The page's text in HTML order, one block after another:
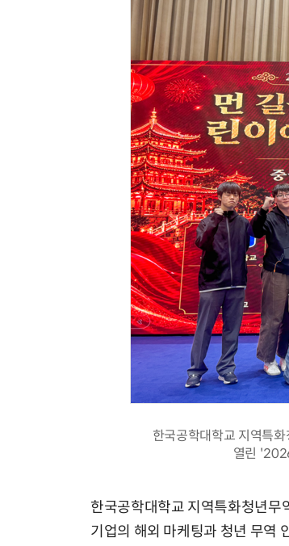
한국공학대학교 지역특
열린
한국공학대학교 지역특화청년무
기업의 해외 마케팅과 청년 무역